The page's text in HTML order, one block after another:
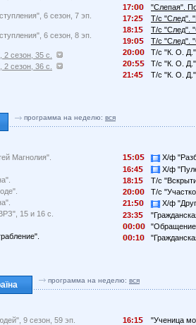
6 сезон, 7 эп.
6 сезон, 8 эп.
сезон, 35 с.
сезон, 36 с.
17:
"Слепая".
17:2
Т/с "След".
18:1
Т/с "След".
19:
Т/с "След".
2
:
Т/с "К. О.
2
:
Т/с "К. О.
21:4
Т/с "К. О.
программа на неделю: вся
Магнолия".
15 и 16 с.
1 :
Х/ф
16:4
Х/ф
18:1
Т/с
2
:
Т/с
21:
Х/ф
23:3
:
"Обращение
:1
программа на неделю: вся
9 сезон, 59 эп.
16:1
"Ученица